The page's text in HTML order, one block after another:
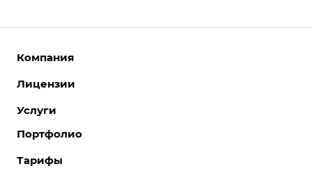
Компания
О компании
Отзывы
Вакансии
Лицензии
Интернет-магазины
Корпоративные сайты
Лицензии 1С-Битрикс
Услуги
Разработка сайтов
Поддержка сайтов
Портфолио
Тарифы